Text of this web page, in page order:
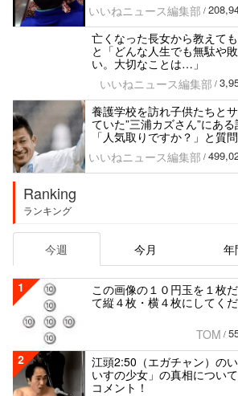
いいねニュース編集部 /
亡くなった長女から教えて
と「どんな人生でも無駄や
い。大切なことは…」
いいねニュース編集部 /
養護学校を訪れ子供たちと
ていた”三浦カズさん”にあ
「人気取りですか？」と質
いいねニュース編集部 /
Ranking
ランキング
今週 今月 年
1
この画像の１０円玉を１枚
て縦４枚・横４枚にしてくだ
TOM /
2
江頭2:50（エガチャン）の
いすの少女」の真相につい
コメント！